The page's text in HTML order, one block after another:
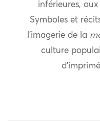
inférieures,
Symboles et
l’imagerie de la
culture